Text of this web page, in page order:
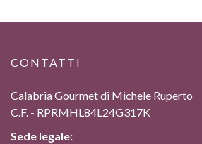
CONTATTI
Calabria Gourmet di Michele Ruperto
C.F. - RPRMHL84L24G317K
Sede legale: